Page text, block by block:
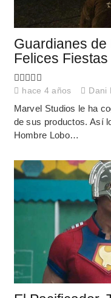
Guardianes de
Felices Fiestas
hace 4 años Dani
Marvel Studios le ha
de sus productos. Así
Hombre Lobo…